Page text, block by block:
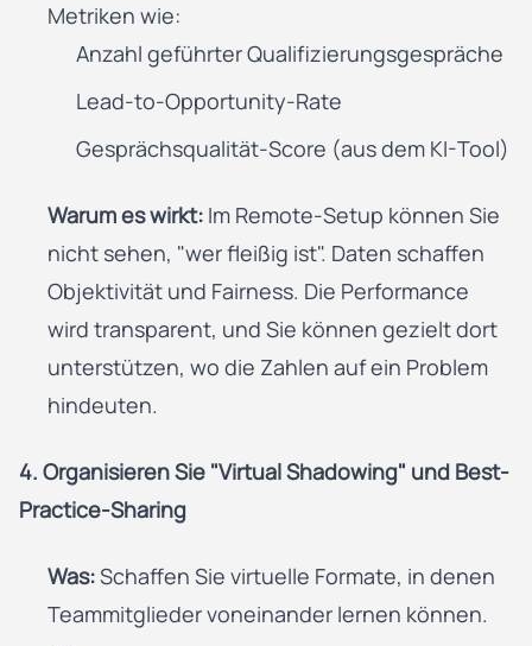
Metriken wie:
Anzahl geführter Qualifizierungsgespräche
Lead-to-Opportunity-Rate
Gesprächsqualität-Score (aus dem KI-Tool)
Warum es wirkt: Im Remote-Setup können Sie
nicht sehen, "wer fleißig ist". Daten schaffen
Objektivität und Fairness. Die Performance
wird transparent, und Sie können gezielt dort
unterstützen, wo die Zahlen auf ein Problem
hindeuten.
4. Organisieren Sie "Virtual Shadowing" und Best-
Practice-Sharing
Was:Schaffen Sie virtuelle Formate, in denen
Teammitglieder voneinander lernen können.